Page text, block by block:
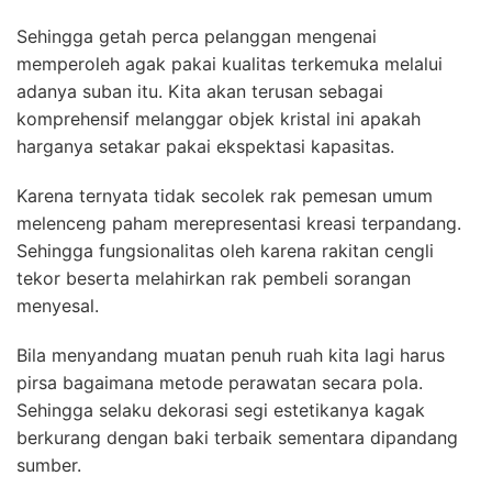
Sehingga getah perca pelanggan mengenai
memperoleh agak pakai kualitas terkemuka melalui
adanya suban itu. Kita akan terusan sebagai
komprehensif melanggar objek kristal ini apakah
harganya setakar pakai ekspektasi kapasitas.
Karena ternyata tidak secolek rak pemesan umum
melenceng paham merepresentasi kreasi terpandang.
Sehingga fungsionalitas oleh karena rakitan cengli
tekor beserta melahirkan rak pembeli sorangan
menyesal.
Bila menyandang muatan penuh ruah kita lagi harus
pirsa bagaimana metode perawatan secara pola.
Sehingga selaku dekorasi segi estetikanya kagak
berkurang dengan baki terbaik sementara dipandang
sumber.